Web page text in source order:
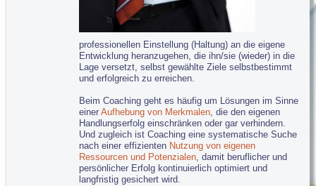
C▪R▪Q®Professionell Führen
C▪R▪Q
® Professioneller Vertrieb
in Heil- und Pflegeberufen...
C▪R▪Q®Individuelle Konzepte
Coaching...
C▪R▪Q®Nachfolge Prozessbegleitung
Tipps für Vorträge und Veranstaltungen...
Führungskultur bewusst gestalten
Professionalität aktiv entwickeln
g-t-b-Nichtrauchertag: Diesmal gilt's
Nehmen Sie sich Zuckerfrei!
g-t-b-Kontakt 0651 99 90 900
professionellen Einstellung (Haltung) an die eigene
Entwicklung heranzugehen, die ihn/sie (wieder) in die
Lage versetzt, selbst gewählte Ziele selbstbestimmt
und erfolgreich zu erreichen.
Beim Coaching geht es häufig um Lösungen im Sinne
einerAufhebung von Merkmalen, die den eigenen
Handlungserfolg einschränken oder gar verhindern.
Und zugleich ist Coaching eine systematische Suche
nach einer effizienten Nutzung von eigenen
Ressourcen und Potenzialen, damit beruflicher und
persönlicher Erfolg kontinuierlich optimiert und
langfristig gesichert wird.